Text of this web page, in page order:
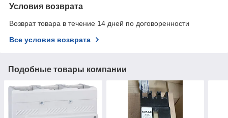
Условия возврата
Возврат товара в течение 14 дней по договоренности
Все условия возврата
Подобные товары компании